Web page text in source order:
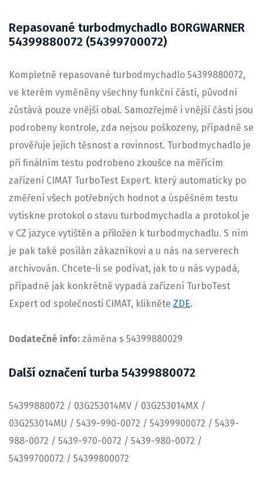
Repasované turbodmychadlo BORGWARNER
54399880072 (54399700072)
Kompletně repasované turbodmychadlo 54399880072,
ve kterém vyměněny všechny funkční částí, původní
zůstává pouze vnější obal. Samozřejmě i vnější části jsou
podrobeny kontrole, zda nejsou poškozeny, případně se
prověřuje jejich těsnost a rovinnost. Turbodmychadlo je
při finálním testu podrobeno zkoušce na měřícím
zařízení CIMAT TurboTest Expert. který automaticky po
změření všech potřebných hodnot a úspěšném testu
vytiskne protokol o stavu turbodmychadla a protokol je
v CZ jazyce vytištěn a přiložen k turbodmychadlu. S ním
je pak také posílán zákazníkovi a u nás na serverech
archivován. Chcete-li se podívat, jak to u nás vypadá,
případně jak konkrétně vypadá zařízení TurboTest
Expert od společnosti CIMAT, klikněte ZDE.
Dodatečné info: záměna s 54399880029
Další označení turba 54399880072
54399880072 / 03G253014MV / 03G253014MX /
03G253014MU / 5439-990-0072 / 54399900072 / 5439-
988-0072 / 5439-970-0072 / 5439-980-0072 /
54399700072 / 54399800072